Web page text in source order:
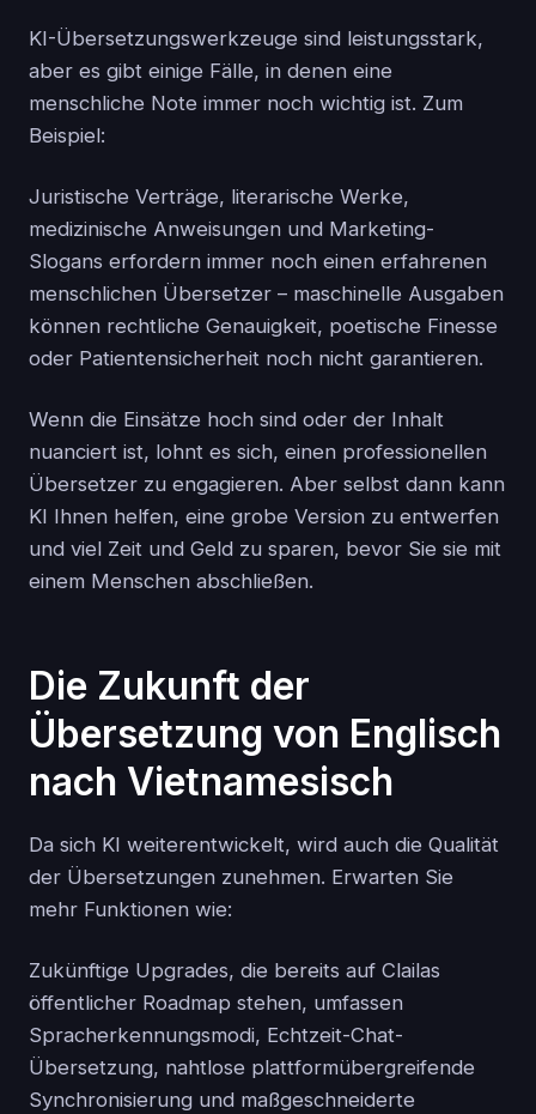
KI-Übersetzungswerkzeuge sind leistungsstark,
aber es gibt einige Fälle, in denen eine
menschliche Note immer noch wichtig ist. Zum
Beispiel:
Juristische Verträge, literarische Werke,
medizinische Anweisungen und Marketing-
Slogans erfordern immer noch einen erfahrenen
menschlichen Übersetzer – maschinelle Ausgaben
können rechtliche Genauigkeit, poetische Finesse
oder Patientensicherheit noch nicht garantieren.
Wenn die Einsätze hoch sind oder der Inhalt
nuanciert ist, lohnt es sich, einen professionellen
Übersetzer zu engagieren. Aber selbst dann kann
KI Ihnen helfen, eine grobe Version zu entwerfen
und viel Zeit und Geld zu sparen, bevor Sie sie mit
einem Menschen abschließen.
Die Zukunft der
Übersetzung von Englisch
nach Vietnamesisch
Da sich KI weiterentwickelt, wird auch die Qualität
der Übersetzungen zunehmen. Erwarten Sie
mehr Funktionen wie:
Zukünftige Upgrades, die bereits auf Clailas
öffentlicher Roadmap stehen, umfassen
Spracherkennungsmodi, Echtzeit-Chat-
Übersetzung, nahtlose plattformübergreifende
Synchronisierung und maßgeschneiderte